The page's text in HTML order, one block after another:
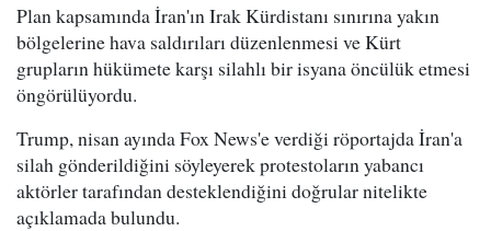
Plan kapsamında İran'ın Irak Kürdistanı sınırına yakın
bölgelerine hava saldırıları düzenlenmesi ve Kürt
grupların hükümete karşı silahlı bir isyana öncülük etmesi
öngörülüyordu.
Trump, nisan ayında Fox News'e verdiği röportajda İran'a
silah gönderildiğini söyleyerek protestoların yabancı
aktörler tarafından desteklendiğini doğrular nitelikte
açıklamada bulundu.